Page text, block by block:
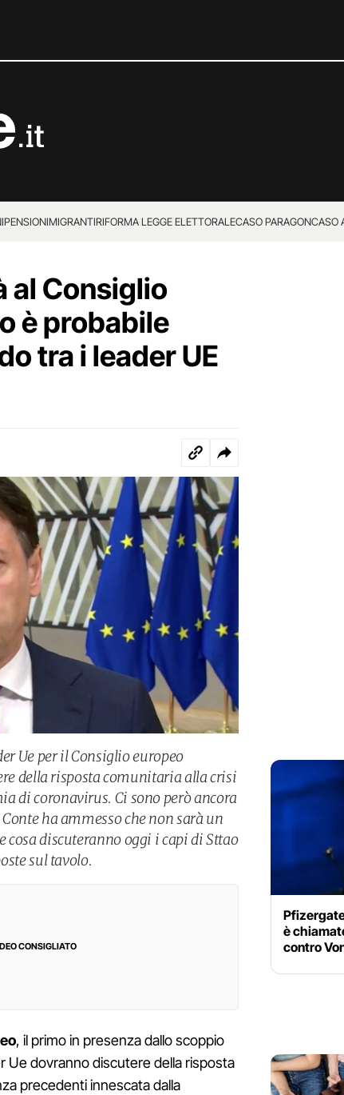
PENSIONIMIGRANTIRIFORMA LEGGE ELETTORALECASO PARAGONCASO
al Consiglio
è probabile
tra i leader UE
Ue per il Consiglio europeo
della risposta comunitaria alla crisi
di coronavirus. Ci sono però ancora
ha ammesso che non sarà un
cosa discuteranno oggi i capi di Sttao
sul tavolo.
CONSIGLIATO
, il primo in presenza dallo scoppio
Ue dovranno discutere della risposta
precedenti innescata dalla
è
contro